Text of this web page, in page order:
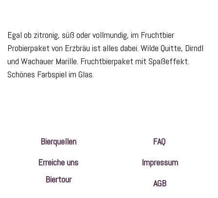
Egal ob zitronig, süß oder vollmundig, im Fruchtbier
Probierpaket von Erzbräu ist alles dabei. Wilde Quitte, Dirndl
und Wachauer Marille. Fruchtbierpaket mit Spaßeffekt.
Schönes Farbspiel im Glas.
Bierquellen
Erreiche uns
Biertour
FAQ
Impressum
AGB